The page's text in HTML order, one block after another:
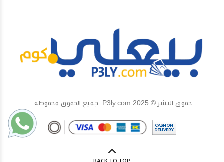
حقوق النشر © 2025 P3ly.com. جميع الحقوق محفوظة.